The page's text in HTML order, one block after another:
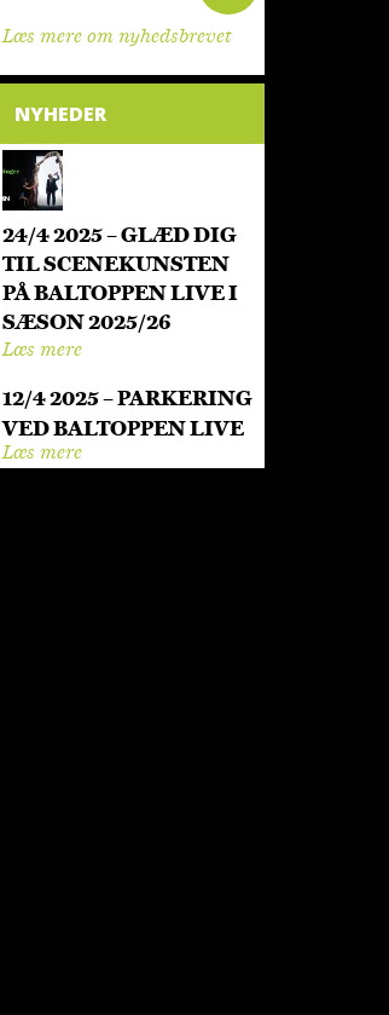
Læs mere om nyhedsbrevet
NYHEDER
24/4 2025 – GLÆD DIG
TIL SCENEKUNSTEN
PÅ BALTOPPEN LIVE I
SÆSON 2025/26
Læs mere
12/4 2025 – PARKERING
VED BALTOPPEN LIVE
Læs mere